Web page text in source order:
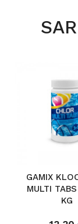
GAMIX
MULTI
KG